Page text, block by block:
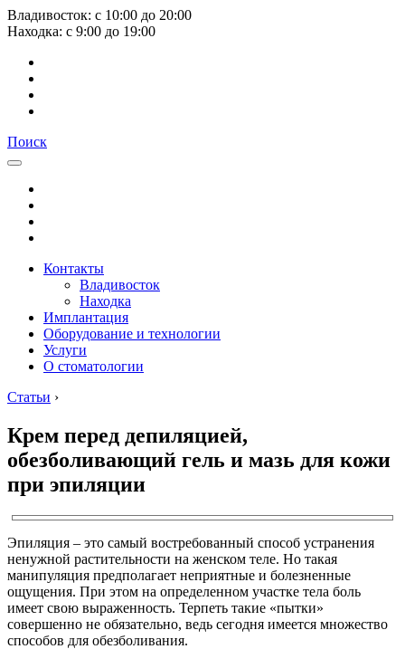
Владивосток: с 10:00 до 20:00
Находка: с 9:00 до 19:00
Поиск
Контакты
Владивосток
Находка
Имплантация
Оборудование и технологии
Услуги
О стоматологии
Статьи ›
Крем перед депиляцией,
обезболивающий гель и мазь для кожи
при эпиляции
Эпиляция – это самый востребованный способ устранения
ненужной растительности на женском теле. Но такая
манипуляция предполагает неприятные и болезненные
ощущения. При этом на определенном участке тела боль
имеет свою выраженность. Терпеть такие «пытки»
совершенно не обязательно, ведь сегодня имеется множество
способов для обезболивания.